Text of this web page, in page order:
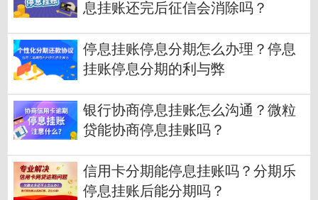
息挂账还完后征信会消除吗？
停息挂账停息分期怎么办理？停息
挂账停息分期的利与弊
银行协商停息挂账怎么沟通？微粒
贷能协商停息挂账吗？
信用卡分期能停息挂账吗？分期乐
停息挂账后能分期吗？